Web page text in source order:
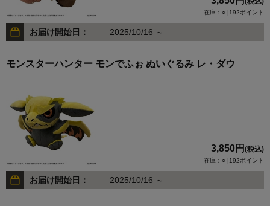
在庫：○ |192ポイント
お届け開始日： 2025/10/16 ～
モンスターハンター モンでふぉ ぬいぐるみ レ・ダウ
3,850円 (税込)
在庫：○ |192ポイント
お届け開始日： 2025/10/16 ～